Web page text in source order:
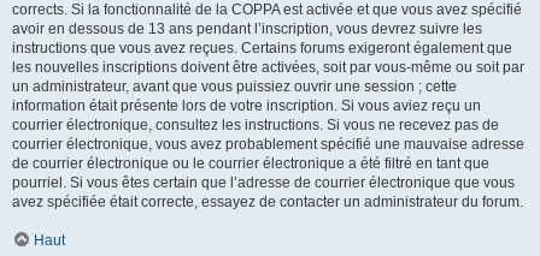
corrects. Si la fonctionnalité de la COPPA est activée et que vous avez spécifié
avoir en dessous de 13 ans pendant l’inscription, vous devrez suivre les
instructions que vous avez reçues. Certains forums exigeront également que
les nouvelles inscriptions doivent être activées, soit par vous-même ou soit par
un administrateur, avant que vous puissiez ouvrir une session ; cette
information était présente lors de votre inscription. Si vous aviez reçu un
courrier électronique, consultez les instructions. Si vous ne recevez pas de
courrier électronique, vous avez probablement spécifié une mauvaise adresse
de courrier électronique ou le courrier électronique a été filtré en tant que
pourriel. Si vous êtes certain que l’adresse de courrier électronique que vous
avez spécifiée était correcte, essayez de contacter un administrateur du forum.
Haut